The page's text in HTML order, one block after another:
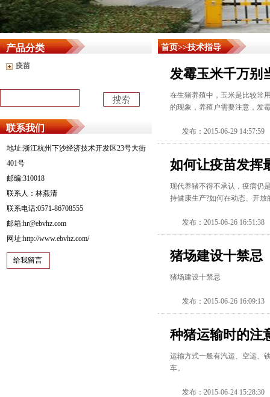
产品分类
疫苗
联系我们
地址:浙江杭州下沙经济技术开发区23号大街
401号
邮编:310018
联系人：林燕清
联系电话:0571-86708555
邮箱:hr@ebvhz.com
网址:http://www.ebvhz.com/
给我留言
首页>>技术指导
发霉玉米千万别
在生猪养殖中，玉米是比较常
的现象，养殖户需要注意，发
发布：2015-06-29 14:57:59
如何让疫苗发挥
现代养猪不得不承认，疫病仍
持健康生产?如何在动态、开
发布：2015-06-26 16:51:38
猪场建设十禁忌
猪场建设十禁忌
发布：2015-06-26 16:09:13
种猪运输时的注
运输方式一般有汽运、空运、
车。
发布：2015-06-24 15:28:30